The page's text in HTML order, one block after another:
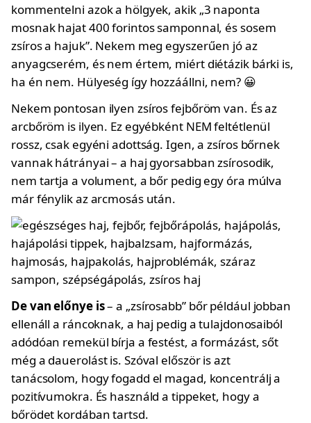
kommentelni azok a hölgyek, akik „3 naponta
mosnak hajat 400 forintos samponnal, és sosem
zsíros a hajuk”. Nekem meg egyszerűen jó az
anyagcserém, és nem értem, miért diétázik bárki is,
ha én nem. Hülyeség így hozzáállni, nem? 😀
Nekem pontosan ilyen zsíros fejbőröm van. És az
arcbőröm is ilyen. Ez egyébként NEM feltétlenül
rossz, csak egyéni adottság. Igen, a zsíros bőrnek
vannak hátrányai – a haj gyorsabban zsírosodik,
nem tartja a volument, a bőr pedig egy óra múlva
már fénylik az arcmosás után.
De van előnye is– a „zsírosabb” bőr például jobban
ellenáll a ráncoknak, a haj pedig a tulajdonosaiból
adódóan remekül bírja a festést, a formázást, sőt
még a dauerolást is. Szóval először is azt
tanácsolom, hogy fogadd el magad, koncentrálj a
pozitívumokra. És használd a tippeket, hogy a
bőrödet kordában tartsd.